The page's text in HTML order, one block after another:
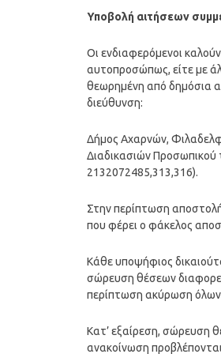
Υποβολή αιτήσεων
Οι ενδιαφερόμενοι
αυτοπροσώπως, είτε με
θεωρημένη από δημόσια
διεύθυνση:
Δήμος Αχαρνών,
Διαδικασιών Προσωπικού
2132072485,313,316).
Στην περίπτωση
που φέρει ο φάκελος
Κάθε υποψήφιος
σώρευση θέσεων
περίπτωση ακύρωση όλων
Κατ’ εξαίρεση, σώρευση
ανακοίνωση